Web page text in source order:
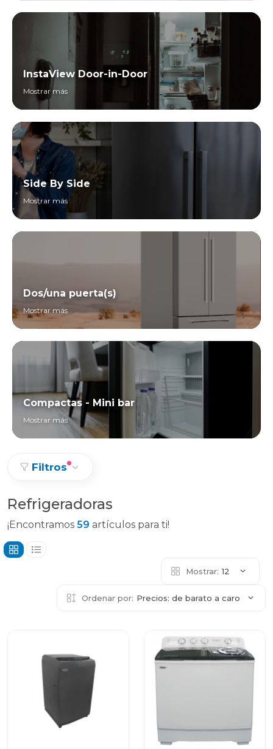
InstaView Door-in-Door
Mostrar más
Side By Side
Mostrar más
Dos/una puerta(s)
Mostrar más
Compactas - Mini bar
Mostrar más
Filtros
Refrigeradoras
¡Encontramos 59 artículos para ti!
Mostrar: 12
Ordenar por: Precios: de barato a caro